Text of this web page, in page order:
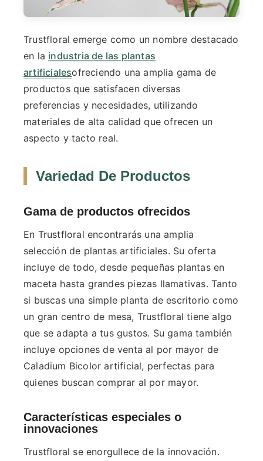
Trustfloral emerge como un nombre destacado
en la industria de las plantas
artificialesofreciendo una amplia gama de
productos que satisfacen diversas
preferencias y necesidades, utilizando
materiales de alta calidad que ofrecen un
aspecto y tacto real.
Variedad De Productos
Gama de productos ofrecidos
En Trustfloral encontrarás una amplia
selección de plantas artificiales. Su oferta
incluye de todo, desde pequeñas plantas en
maceta hasta grandes piezas llamativas. Tanto
si buscas una simple planta de escritorio como
un gran centro de mesa, Trustfloral tiene algo
que se adapta a tus gustos. Su gama también
incluye opciones de venta al por mayor de
Caladium Bicolor artificial, perfectas para
quienes buscan comprar al por mayor.
Características especiales o
innovaciones
Trustfloral se enorgullece de la innovación.